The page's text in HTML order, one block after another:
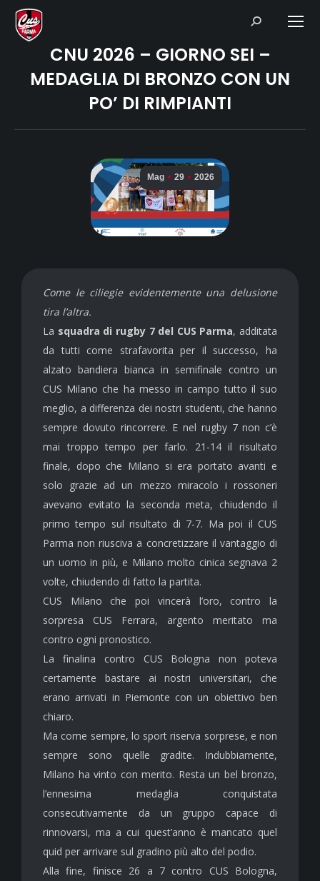
Search:
CNU 2026 – GIORNO SEI –
MEDAGLIA DI BRONZO CON UN
PO’ DI RIMPIANTI
Mag 29 2026
Come le ciliegie evidentemente una delusione
tira l’altra.
La squadra di rugby 7 del CUS Parma, additata
da tutti come strafavorita per il successo, ha
alzato bandiera bianca in semifinale contro un
CUS Milano che ha messo in campo tutto il suo
meglio, a differenza dei nostri studenti, che hanno
sempre dovuto rincorrere. E nel rugby 7 non c’è
mai troppo tempo per farlo. 21-14 il risultato
finale, dopo che Milano si era portato avanti e
solo grazie ad un mezzo miracolo i rossoneri
avevano evitato la seconda meta, chiudendo il
primo tempo sul risultato di 7-7. Ma poi il CUS
Parma non riusciva a concretizzare il vantaggio di
un uomo in più, e Milano molto cinica segnava 2
volte, chiudendo di fatto la partita.
CUS Milano che poi vincerà l’oro, contro la
sorpresa CUS Ferrara, argento meritato ma
contro ogni pronostico.
La finalina contro CUS Bologna non poteva
certamente bastare ai nostri universitari, che
erano arrivati in Piemonte con un obiettivo ben
chiaro.
Ma come sempre, lo sport riserva sorprese, e non
sempre sono quelle gradite. Indubbiamente,
Milano ha vinto con merito. Resta un bel bronzo,
l’ennesima medaglia conquistata
consecutivamente da un gruppo capace di
rinnovarsi, ma a cui quest’anno è mancato quel
quid per arrivare sul gradino più alto del podio.
Alla fine, finisce 26 a 7 contro CUS Bologna,